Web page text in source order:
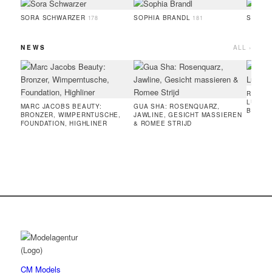
SORA SCHWARZER 178 SOPHIA BRANDL 181
NEWS ALL ›
MARC JACOBS BEAUTY:
BRONZER, WIMPERNTUSCHE,
FOUNDATION, HIGHLINER
GUA SHA: ROSENQUARZ,
JAWLINE, GESICHT MASSIEREN
& ROMEE STRIJD
LUISA
CM Models